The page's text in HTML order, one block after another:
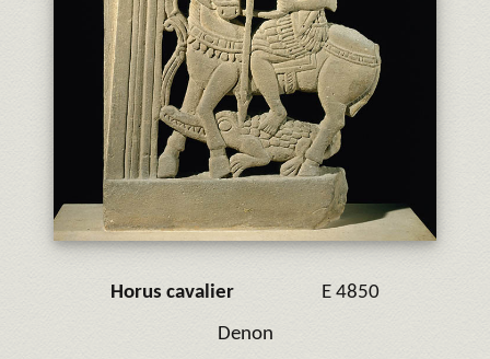
Horus cavalier E 4850
Denon